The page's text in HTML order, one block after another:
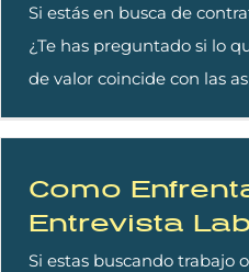
Si estás en busca de
¿Te has preguntado si lo
de valor coincide con las
Como
Entrevista
Si estas buscando trabajo